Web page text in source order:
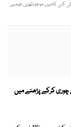
کئی کتابیں موجودتھیں جومیں
چوری کرکے پڑھنے میں